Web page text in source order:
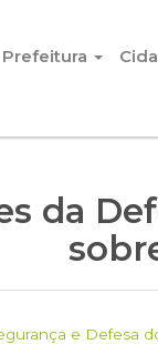
Prefeitura
da
e Defesa